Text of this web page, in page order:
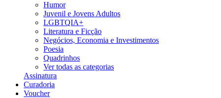
Humor
Juvenil e Jovens Adultos
LGBTQIA+
Literatura e Ficção
Negócios, Economia e Investimentos
Poesia
Quadrinhos
Ver todas as categorias
Assinatura
Curadoria
Voucher